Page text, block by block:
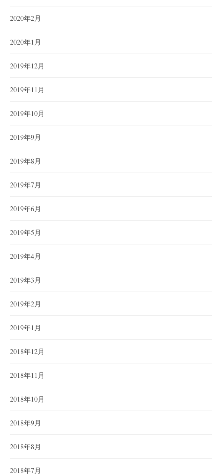
2020年2月
2020年1月
2019年12月
2019年11月
2019年10月
2019年9月
2019年8月
2019年7月
2019年6月
2019年5月
2019年4月
2019年3月
2019年2月
2019年1月
2018年12月
2018年11月
2018年10月
2018年9月
2018年8月
2018年7月